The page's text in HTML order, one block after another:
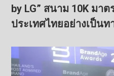
by LG” สนาม 10K มา
ประเทศไทยอย่างเป็นท